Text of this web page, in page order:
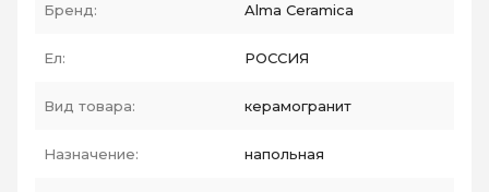
Бренд: Alma Ceramica
Ел: РОССИЯ
Вид товара: керамогранит
Назначение: напольная